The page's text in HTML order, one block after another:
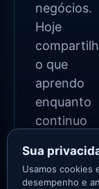
negócios.
Hoje
o que
aprendo
enquanto
continuo
2026
Sua
Usamos cookies
desempenho e